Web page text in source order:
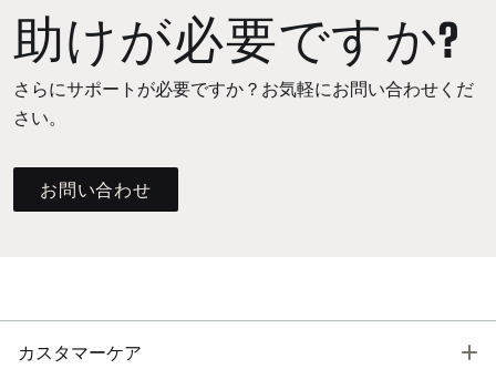
助けが必要ですか?
さらにサポートが必要ですか？お気軽にお問い合わせくだ
さい。
お問い合わせ
カスタマーケア